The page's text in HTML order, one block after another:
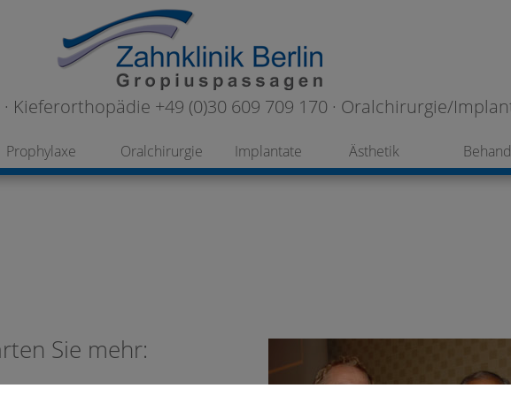
Kieferorthopädie +49 (0)30 609 709 170 · Oralchirurgie/
Prophylaxe Oralchirurgie Implantate Ästhetik
Sie mehr: